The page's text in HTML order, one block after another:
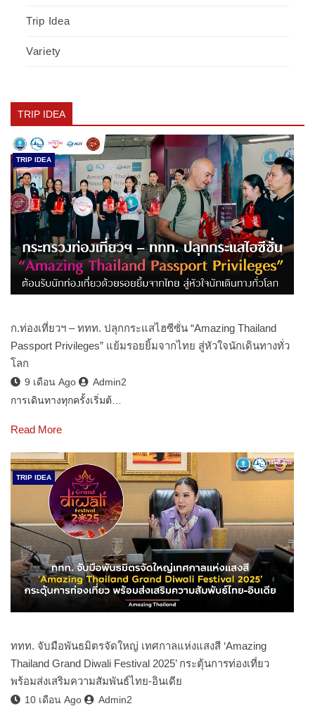
Trip Idea
Variety
TRIP IDEA
TRIP IDEA
ก.ท่องเที่ยวฯ – ททท. ปลุกกระแสไฮซีซั่น “Amazing Thailand
Passport Privileges” แย้มรอยยิ้มจากไทย สู่หัวใจนักเดินทางทั่ว
โลก
9 เดือน Ago
Admin2
การเดินทางทุกครั้งเริ่มต้…
Read More
TRIP IDEA
ททท. จับมือพันธมิตรจัดใหญ่ เทศกาลแห่งแสงสี ‘Amazing
Thailand Grand Diwali Festival 2025’ กระตุ้นการท่องเที่ยว
พร้อมส่งเสริมความสัมพันธ์ไทย-อินเดีย
10 เดือน Ago
Admin2